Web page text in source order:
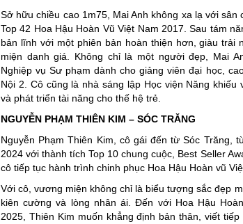
Sở hữu chiều cao 1m75, Mai Anh không xa lạ với
Top 42 Hoa Hậu Hoàn Vũ Việt Nam 2017. Sau tám
bản lĩnh với một phiên bản hoàn thiện hơn, giàu trải
miện danh giá. Không chỉ là một người đẹp, Mai
Nghiệp vụ Sư phạm dành cho giảng viên đại học,
Nội 2. Cô cũng là nhà sáng lập Học viện Năng
và phát triển tài năng cho thế hệ trẻ.
NGUYỄN PHẠM THIÊN KIM – SÓC TRĂNG
Nguyễn Phạm Thiên Kim, cô gái đến từ Sóc Trăng,
2024 với thành tích Top 10 chung cuộc, Best Seller
cô tiếp tục hành trình chinh phục Hoa Hậu Hoàn vũ
Với cô, vương miện không chỉ là biểu tượng sắc đẹp
kiên cường và lòng nhân ái. Đến với Hoa Hậu
2025, Thiên Kim muốn khẳng định bản thân, viết